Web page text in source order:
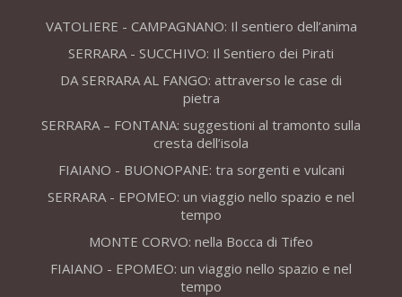
VATOLIERE - CAMPAGNANO: Il sentiero dell’anima
SERRARA - SUCCHIVO: Il Sentiero dei Pirati
DA SERRARA AL FANGO: attraverso le case di
pietra
SERRARA – FONTANA: suggestioni al tramonto sulla
cresta dell’isola
FIAIANO - BUONOPANE: tra sorgenti e vulcani
SERRARA - EPOMEO: un viaggio nello spazio e nel
tempo
MONTE CORVO: nella Bocca di Tifeo
FIAIANO - EPOMEO: un viaggio nello spazio e nel
tempo